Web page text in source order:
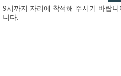
9시까지 자리에 착석해 주시기 바랍
니다.